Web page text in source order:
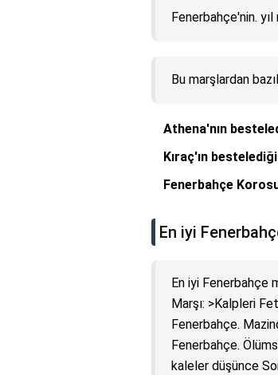
Fenerbahçe'nin. yıl
Bu marşlardan
Athena'nın
Kıraç'ın
Fenerbahçe
En iyi
En iyi Fenerbahçe
Marşı: >Kalpleri
Fenerbahçe.
Fenerbahçe.
kaleler düşünce